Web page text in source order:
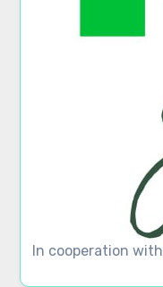
In cooperation with